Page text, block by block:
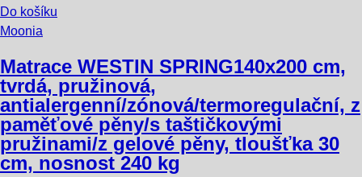
Do košíku
Moonia
Matrace WESTIN SPRING140x200 cm,
tvrdá, pružinová,
antialergenní/zónová/termoregulační, z
paměťové pěny/s taštičkovými
pružinami/z gelové pěny, tloušťka 30
cm, nosnost 240 kg